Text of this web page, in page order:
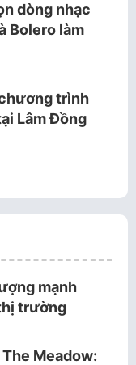
dòng nhạc
Bolero làm
trình
Lâm Đồng
mạnh
trường
Meadow: